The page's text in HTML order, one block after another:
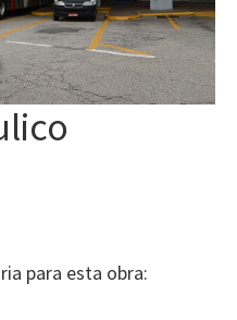
para esta obra: